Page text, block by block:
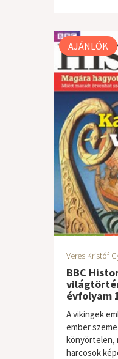
AJÁNLÓK
Veres Kristóf
BBC
évfolyam
A vikingek
ember
könyörtelen,
harcosok